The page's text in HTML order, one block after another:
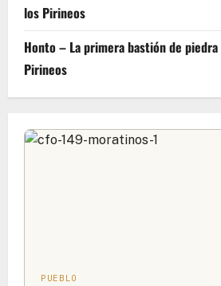
los Pirineos
Honto – La primera bastión de
Pirineos
PUEBLO